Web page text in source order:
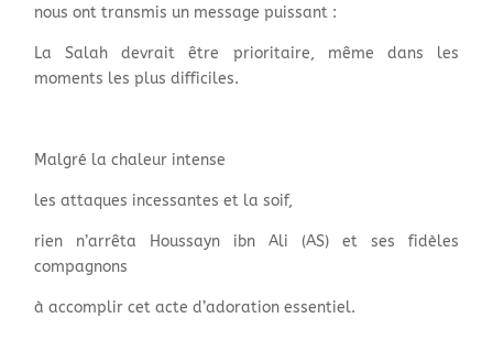
nous ont transmis un message puissant :
La Salah devrait être prioritaire, même dans les
moments les plus difficiles.
Malgré la chaleur intense
les attaques incessantes et la soif,
rien n’arrêta Houssayn ibn Ali (AS) et ses fidèles
compagnons
à accomplir cet acte d’adoration essentiel.